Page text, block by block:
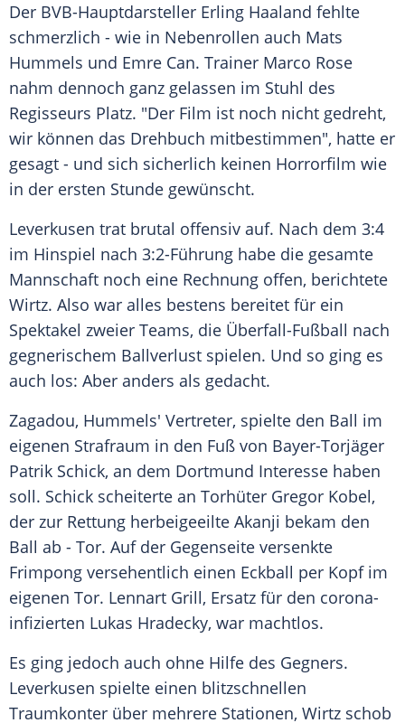
Der BVB-Hauptdarsteller Erling Haaland fehlte
schmerzlich - wie in Nebenrollen auch Mats
Hummels und Emre Can. Trainer Marco Rose
nahm dennoch ganz gelassen im Stuhl des
Regisseurs Platz. "Der Film ist noch nicht gedreht,
wir können das Drehbuch mitbestimmen", hatte er
gesagt - und sich sicherlich keinen Horrorfilm wie
in der ersten Stunde gewünscht.
Leverkusen trat brutal offensiv auf. Nach dem 3:4
im Hinspiel nach 3:2-Führung habe die gesamte
Mannschaft noch eine Rechnung offen, berichtete
Wirtz. Also war alles bestens bereitet für ein
Spektakel zweier Teams, die Überfall-Fußball nach
gegnerischem Ballverlust spielen. Und so ging es
auch los: Aber anders als gedacht.
Zagadou, Hummels' Vertreter, spielte den Ball im
eigenen Strafraum in den Fuß von Bayer-Torjäger
Patrik Schick, an dem Dortmund Interesse haben
soll. Schick scheiterte an Torhüter Gregor Kobel,
der zur Rettung herbeigeeilte Akanji bekam den
Ball ab - Tor. Auf der Gegenseite versenkte
Frimpong versehentlich einen Eckball per Kopf im
eigenen Tor. Lennart Grill, Ersatz für den corona-
infizierten Lukas Hradecky, war machtlos.
Es ging jedoch auch ohne Hilfe des Gegners.
Leverkusen spielte einen blitzschnellen
Traumkonter über mehrere Stationen, Wirtz schob